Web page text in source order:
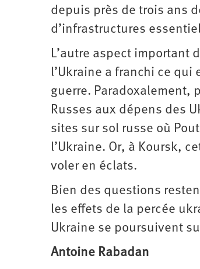
depuis près de trois ans
d’infrastructures
L’autre aspect important
l’Ukraine a franchi ce
guerre. Paradoxalement,
Russes aux dépens des
sites sur sol russe où
l’Ukraine. Or, à Koursk,
voler en éclats.
Bien des questions
les effets de la percée
Ukraine se poursuivent
Antoine Rabadan